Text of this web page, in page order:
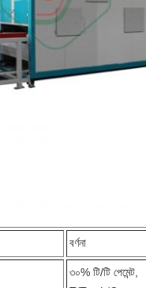
বর্ণনা
৩০% টি/টি পেমেন্ট,